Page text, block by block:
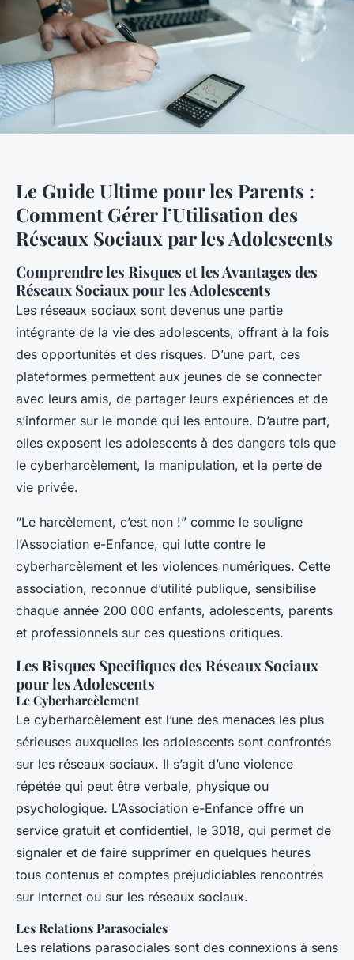
Le Guide Ultime pour les Parents :
Comment Gérer l’Utilisation des
Réseaux Sociaux par les Adolescents
Comprendre les Risques et les Avantages des
Réseaux Sociaux pour les Adolescents
Les réseaux sociaux sont devenus une partie
intégrante de la vie des adolescents, offrant à la fois
des opportunités et des risques. D’une part, ces
plateformes permettent aux jeunes de se connecter
avec leurs amis, de partager leurs expériences et de
s’informer sur le monde qui les entoure. D’autre part,
elles exposent les adolescents à des dangers tels que
le cyberharcèlement, la manipulation, et la perte de
vie privée.
“Le harcèlement, c’est non !” comme le souligne
l’Association e-Enfance, qui lutte contre le
cyberharcèlement et les violences numériques. Cette
association, reconnue d’utilité publique, sensibilise
chaque année 200 000 enfants, adolescents, parents
et professionnels sur ces questions critiques.
Les Risques Specifiques des Réseaux Sociaux
pour les Adolescents
Le Cyberharcèlement
Le cyberharcèlement est l’une des menaces les plus
sérieuses auxquelles les adolescents sont confrontés
sur les réseaux sociaux. Il s’agit d’une violence
répétée qui peut être verbale, physique ou
psychologique. L’Association e-Enfance offre un
service gratuit et confidentiel, le 3018, qui permet de
signaler et de faire supprimer en quelques heures
tous contenus et comptes préjudiciables rencontrés
sur Internet ou sur les réseaux sociaux.
Les Relations Parasociales
Les relations parasociales sont des connexions à sens